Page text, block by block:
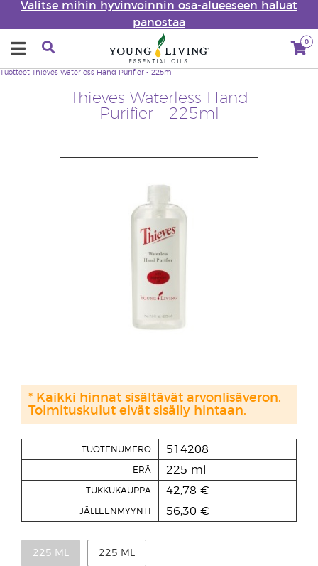
Valitse mihin hyvinvoinnin osa-alueeseen haluat
panostaa
0
Thieves Waterless Hand
Purifier - 225ml
Tuotteet Thieves Waterless Hand Purifier - 225ml
TUOTENUMERO 514208
ERÄ 225 ml
TUKKUKAUPPA 42,78 €
JÄLLEENMYYNTI 56,30 €
225 ML 225 ML
* Kaikki hinnat sisältävät arvonlisäveron.
Toimituskulut eivät sisälly hintaan.